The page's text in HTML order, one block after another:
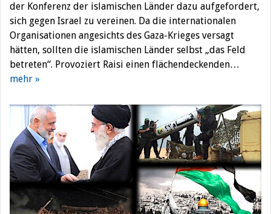
der Konferenz der islamischen Länder dazu aufgefordert,
sich gegen Israel zu vereinen. Da die internationalen
Organisationen angesichts des Gaza-Krieges versagt
hätten, sollten die islamischen Länder selbst „das Feld
betreten“. Provoziert Raisi einen flächendeckenden…
mehr »